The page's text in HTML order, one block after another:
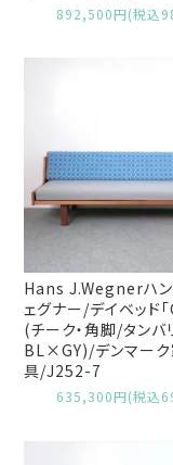
892,500円(税込
Hans J.Wegnerハン
ェグナー/デイベッド
(チーク・角脚/タンバ
BL×GY)/デンマー
具/J252-7
635,300円(税込